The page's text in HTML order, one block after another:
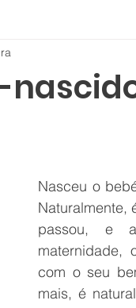
Nasceu o
Naturalmente,
passou, e
com o seu
mais, é